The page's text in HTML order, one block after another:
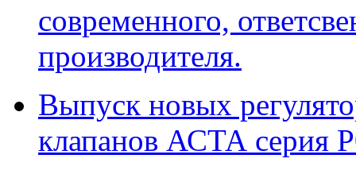
современного,
производителя.
Выпуск новых
клапанов АСТА серия